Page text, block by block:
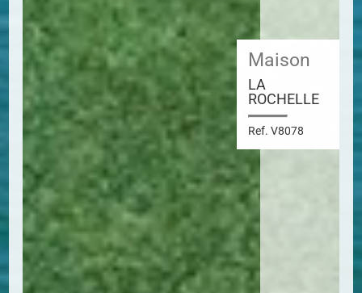
Maison
LA
ROCHELLE
Ref. V8078